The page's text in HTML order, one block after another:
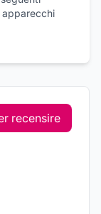
recensire